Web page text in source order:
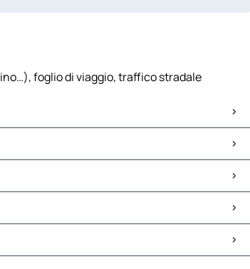
foglio di viaggio, traffico stradale